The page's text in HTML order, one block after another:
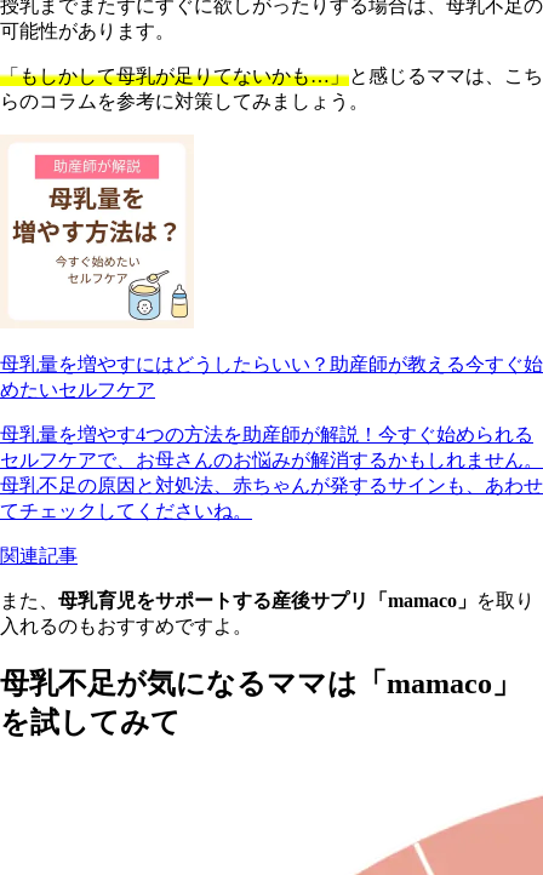
授乳までまたずにすぐに欲しがったりする場合は、母乳不足の
可能性があります。
「もしかして母乳が足りてないかも…」と感じるママは、こち
らのコラムを参考に対策してみましょう。
母乳量を増やすにはどうしたらいい？助産師が教える今すぐ始
めたいセルフケア
母乳量を増やす4つの方法を助産師が解説！今すぐ始められる
セルフケアで、お母さんのお悩みが解消するかもしれません。
母乳不足の原因と対処法、赤ちゃんが発するサインも、あわせ
てチェックしてくださいね。
関連記事
また、 母乳育児をサポートする産後サプリ「mamaco」 を取り
入れるのもおすすめですよ。
母乳不足が気になるママは「mamaco」
を試してみて